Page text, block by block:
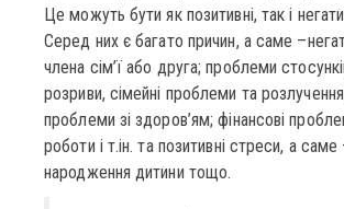
Це можуть бути як позитивні, так і
Серед них є багато причин, а саме
члена сім’ї або друга; проблеми
розриви, сімейні проблеми та
проблеми зі здоров’ям; фінансові
роботи і т.ін. та позитивні стреси, а
народження дитини тощо.